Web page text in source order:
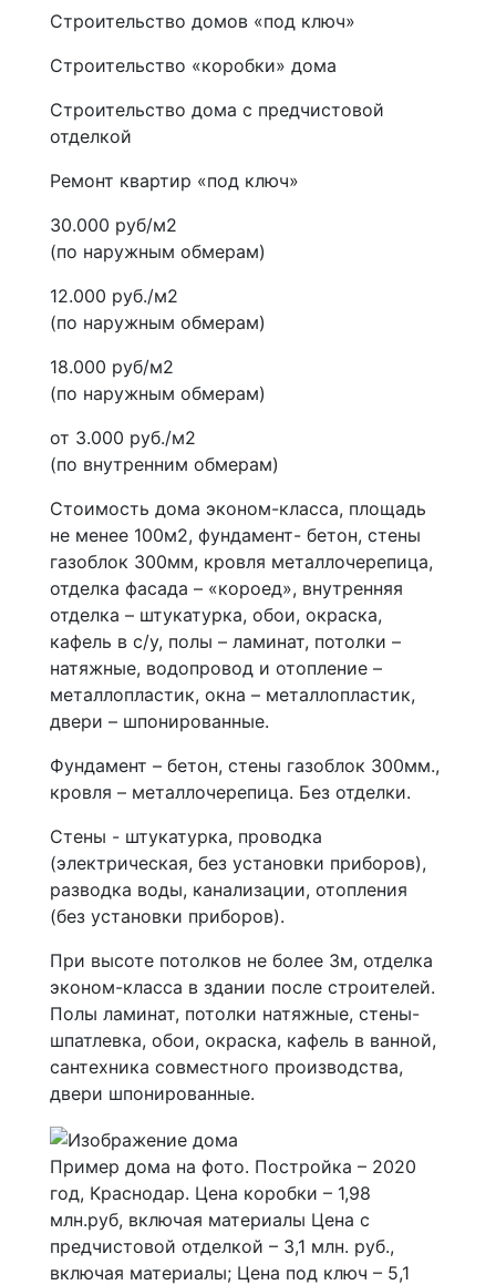
Строительство домов «под ключ»
Строительство «коробки» дома
Строительство дома с предчистовой
отделкой
Ремонт квартир «под ключ»
30.000 руб/м2
(по наружным обмерам)
12.000 руб./м2
(по наружным обмерам)
18.000 руб/м2
(по наружным обмерам)
от 3.000 руб./м2
(по внутренним обмерам)
Стоимость дома эконом-класса, площадь
не менее 100м2, фундамент- бетон, стены
газоблок 300мм, кровля металлочерепица,
отделка фасада – «короед», внутренняя
отделка – штукатурка, обои, окраска,
кафель в с/у, полы – ламинат, потолки –
натяжные, водопровод и отопление –
металлопластик, окна – металлопластик,
двери – шпонированные.
Фундамент – бетон, стены газоблок 300мм.,
кровля – металлочерепица. Без отделки.
Стены - штукатурка, проводка
(электрическая, без установки приборов),
разводка воды, канализации, отопления
(без установки приборов).
При высоте потолков не более 3м, отделка
эконом-класса в здании после строителей.
Полы ламинат, потолки натяжные, стены-
шпатлевка, обои, окраска, кафель в ванной,
сантехника совместного производства,
двери шпонированные.
Пример дома на фото. Постройка – 2020
год, Краснодар. Цена коробки – 1,98
млн.руб, включая материалы Цена с
предчистовой отделкой – 3,1 млн. руб.,
включая материалы; Цена под ключ – 5,1